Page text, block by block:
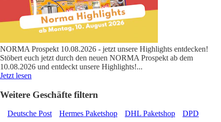
NORMA Prospekt 10.08.2026 - jetzt unsere Highlights entdecken!
Stöbert euch jetzt durch den neuen NORMA Prospekt ab dem
10.08.2026 und entdeckt unsere Highlights!...
Jetzt lesen
Weitere Geschäfte filtern
Deutsche Post Hermes Paketshop DHL Paketshop DPD